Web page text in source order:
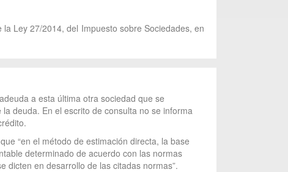
Ley 27/2014, del Impuesto sobre Sociedades, en
a esta última otra sociedad que se
deuda. En el escrito de consulta no se informa
“en el método de estimación directa, la base
determinado de acuerdo con las normas
dicten en desarrollo de las citadas normas”.